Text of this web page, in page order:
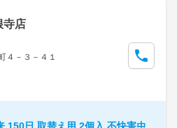
寺店
４－３－４１
150日 取替え用 2個入 不快害虫